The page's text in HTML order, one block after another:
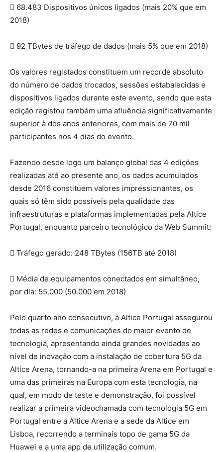
 68.483 Dispositivos únicos ligados (mais 20% que em
2018)
 92 TBytes de tráfego de dados (mais 5% que em 2018)
Os valores registados constituem um recorde absoluto
do número de dados trocados, sessões estabalecidas e
dispositivos ligados durante este evento, sendo que esta
edição registou também uma afluência significativamente
superior à dos anos anteriores, com mais de 70 mil
participantes nos 4 dias do evento.
Fazendo desde logo um balanço global das 4 edições
realizadas até ao presente ano, os dados acumulados
desde 2016 constituem valores impressionantes, os
quais só têm sido possíveis pela qualidade das
infraestruturas e plataformas implementadas pela Altice
Portugal, enquanto parceiro tecnológico da Web Summit:
 Tráfego gerado: 248 TBytes (156TB até 2018)
 Média de equipamentos conectados em simultâneo,
por dia: 55.000 (50.000 em 2018)
Pelo quarto ano consecutivo, a Altice Portugal assegurou
todas as redes e comunicações do maior evento de
tecnologia, apresentando ainda grandes novidades ao
nível de inovação com a instalação de cobertura 5G da
Altice Arena, tornando-a na primeira Arena em Portugal e
uma das primeiras na Europa com esta tecnologia, na
qual, em modo de teste e demonstração, foi possível
realizar a primeira videochamada com tecnologia 5G em
Portugal entre a Altice Arena e a sede da Altice em
Lisboa, recorrendo a terminais topo de gama 5G da
Huawei e a uma app de utilização comum.